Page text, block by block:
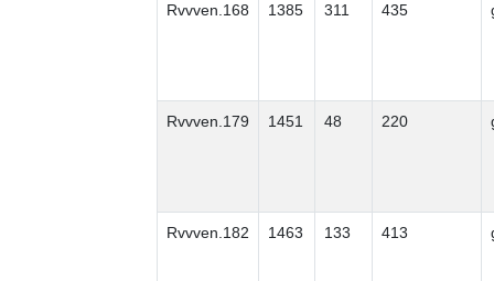
Rvvven.168 1385 311 435
Rvvven.179 1451 48 220
Rvvven.182 1463 133 413